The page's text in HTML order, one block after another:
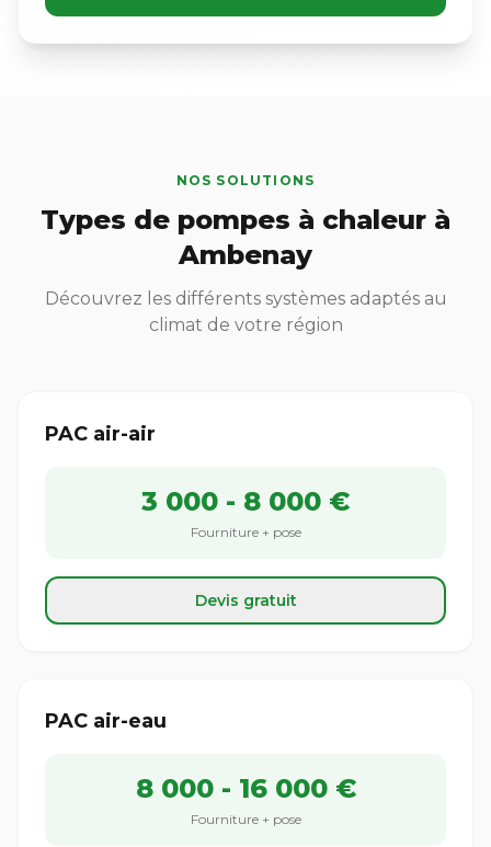
NOS SOLUTIONS
Types de pompes à chaleur à
Ambenay
Découvrez les différents systèmes adaptés au
climat de votre région
PAC air-air
3 000 - 8 000 €
Fourniture + pose
Devis gratuit
PAC air-eau
8 000 - 16 000 €
Fourniture + pose